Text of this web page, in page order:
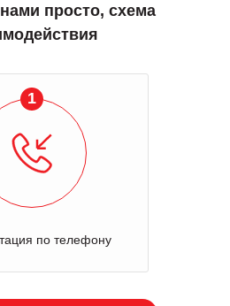
просто, схема
1
по телефону